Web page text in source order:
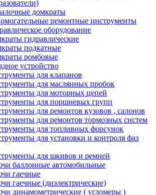
домкраты
ремонтные инструменты
оборудование
гидравлические
подкатные
ромбовые
устройство
для клапанов
для маслянных пробок
для моторных цепей
для поршневых групп
для ремонтов кузовов , салонов
для ремонтов тормозных систем
для топливных форсунок
для установки и контроля фаз
для шкивов и ремней
баллонные автомобильные
гаечные
гаечные (диэлектрические)
динамометрические ( угломеры )